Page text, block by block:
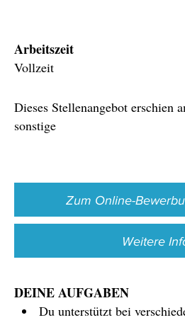
Arbeitszeit
Vollzeit
Dieses Stellenangebot erschien
sonstige
Zum Online-
Weitere
DEINE AUFGABEN
Du unterstützt bei